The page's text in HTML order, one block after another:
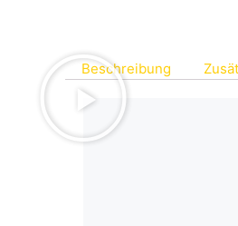
Beschreibung